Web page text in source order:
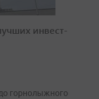
инвест-
горнолыжного